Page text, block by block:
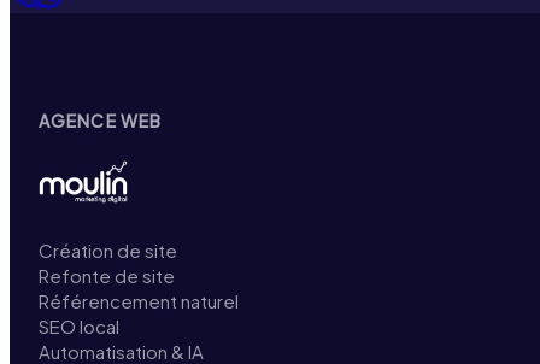
AGENCE WEB
Création de site
Refonte de site
Référencement naturel
SEO local
Automatisation & IA